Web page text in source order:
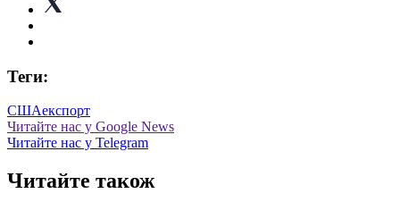
Теги:
СШАекспорт
Читайте нас у Google News
Читайте нас у Telegram
Читайте також